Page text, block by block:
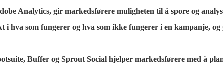
Analytics, gir markedsførere muligheten til å spore og
hva som fungerer og hva som ikke fungerer i en kampanje,
Buffer og Sprout Social hjelper markedsførere med å